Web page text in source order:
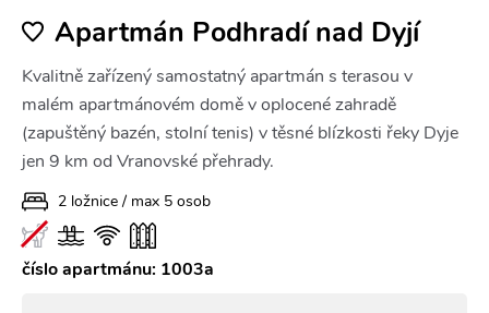
Apartmán Podhradí nad Dyjí
Kvalitně zařízený samostatný apartmán s terasou v
malém apartmánovém domě v oplocené zahradě
(zapuštěný bazén, stolní tenis) v těsné blízkosti řeky Dyje
jen 9 km od Vranovské přehrady.
2 ložnice / max 5 osob
číslo apartmánu: 1003a